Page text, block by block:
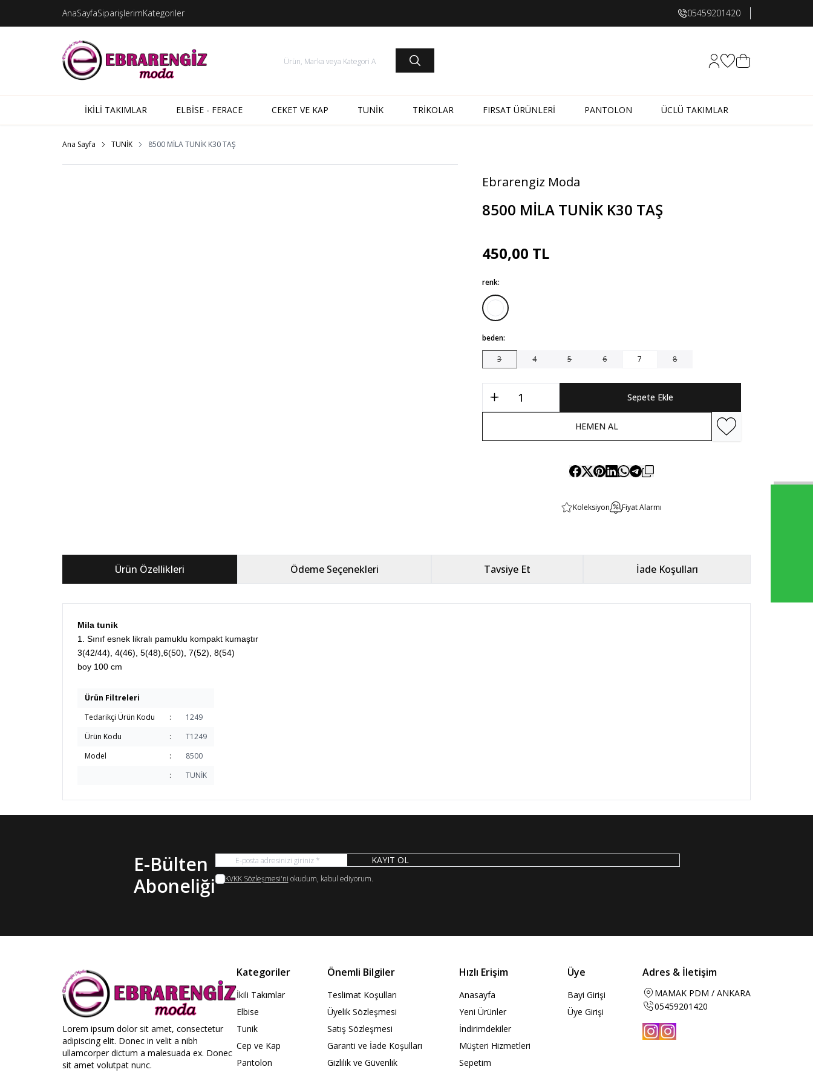
AnaSayfaSiparişlerimKategoriler 05459201420
Hesabım
Favorilerim
Sepetim
İKİLİ TAKIMLAR ELBİSE - FERACE CEKET VE KAP TUNİK TRİKOLAR FIRSAT ÜRÜNLERİ PANTOLON ÜCLÜ TAKIMLAR
Ana Sayfa TUNİK 8500 MİLA TUNİK K30 TAŞ
Ebrarengiz Moda
8500 MİLA TUNİK K30 TAŞ
450,00 TL
renk:
beden:
3 4 5 6 7 8
Sepete Ekle
HEMEN AL Favoriye Ekle
Koleksiyon Fiyat Alarmı
Ürün Özellikleri Ödeme Seçenekleri Tavsiye Et İade Koşulları
Mila tunik
1. Sınıf esnek likralı pamuklu kompakt kumaştır
3(42/44), 4(46), 5(48),6(50), 7(52), 8(54)
boy 100 cm
Ürün Filtreleri
Tedarikçi Ürün Kodu
:
1249
Ürün Kodu
:
T1249
Model
:
8500
:
TUNİK
E-Bülten
Aboneliği
KAYIT OL
KVKK Sözleşmesi'ni okudum, kabul ediyorum.
Lorem ipsum dolor sit amet, consectetur
adipiscing elit. Donec in velit a nibh
ullamcorper dictum a malesuada ex. Donec
sit amet volutpat nunc.
Kategoriler
İkili Takımlar
Elbise
Tunik
Cep ve Kap
Pantolon
Önemli Bilgiler
Teslimat Koşulları
Üyelik Sözleşmesi
Satış Sözleşmesi
Garanti ve İade Koşulları
Gizlilik ve Güvenlik
Hızlı Erişim
Anasayfa
Yeni Ürünler
İndirimdekiler
Müşteri Hizmetleri
Sepetim
Üye
Bayi Girişi
Üye Girişi
Adres & İletişim
MAMAK PDM / ANKARA
05459201420
InstagramInstagram